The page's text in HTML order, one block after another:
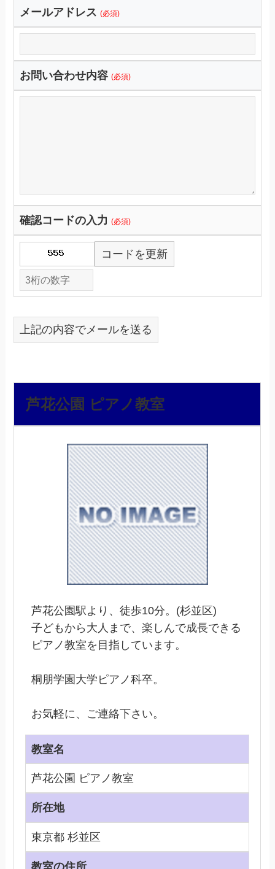
メールアドレス (必須)
お問い合わせ内容 (必須)
確認コードの入力(必須)
コードを更新
上記の内容でメールを送る
芦花公園 ピアノ教室
芦花公園駅より、徒歩10分。(杉並区)
子どもから大人まで、楽しんで成長できる
ピアノ教室を目指しています。
桐朋学園大学ピアノ科卒。
お気軽に、ご連絡下さい。
教室名
芦花公園 ピアノ教室
所在地
東京都 杉並区